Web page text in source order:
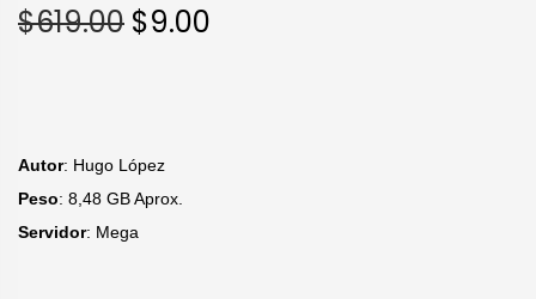
$619.00 $9.00
Autor: Hugo López
Peso: 8,48 GB Aprox.
Servidor: Mega